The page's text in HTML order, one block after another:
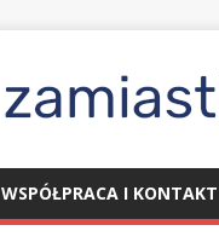
WSPÓŁPRACA I KONTAKT